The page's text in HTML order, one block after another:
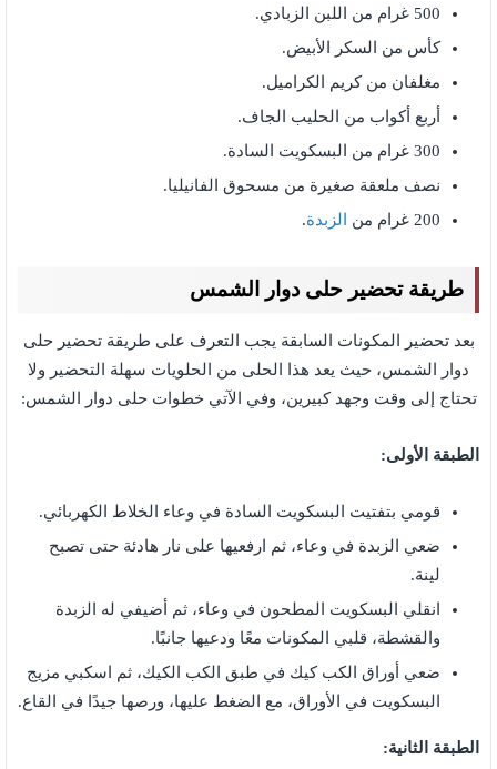
500 غرام من اللبن الزبادي.
كأس من السكر الأبيض.
مغلفان من كريم الكراميل.
أربع أكواب من الحليب الجاف.
300 غرام من البسكويت السادة.
نصف ملعقة صغيرة من مسحوق الفانيليا.
200 غرام من
الزبدة.
طريقة تحضير حلى دوار الشمس
بعد تحضير المكونات السابقة يجب التعرف على طريقة تحضير حلى
دوار الشمس، حيث يعد هذا الحلى من الحلويات سهلة التحضير ولا
تحتاج إلى وقت وجهد كبيرين، وفي الآتي خطوات حلى دوار الشمس:
الطبقة الأولى:
قومي بتفتيت البسكويت السادة في وعاء الخلاط الكهربائي.
ضعي الزبدة في وعاء، ثم ارفعيها على نار هادئة حتى تصبح
لينة.
انقلي البسكويت المطحون في وعاء، ثم أضيفي له الزبدة
والقشطة، قلبي المكونات معًا ودعيها جانبًا.
ضعي أوراق الكب كيك في طبق الكب الكيك، ثم اسكبي مزيج
البسكويت في الأوراق، مع الضغط عليها، ورصها جيدًا في القاع.
الطبقة الثانية: